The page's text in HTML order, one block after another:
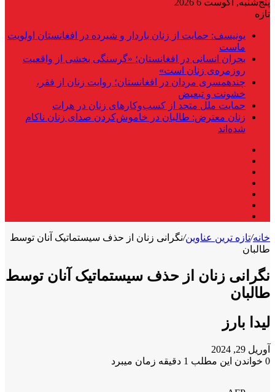
پنج‌شنبه, آگوست 6 2026
تازه
یونیسف: حمایت از زنان باردار و شیرده در افغانستان اولویت
ماست
بحران انسانی در افغانستان؛ «گرسنگی بخشی از واقعیت
روزمره‌ی زنان است»
چندهمسری مردان در افغانستان؛ روایت زنان از فقر،
خشونت و تبعیض
حمایت ملل متحد از کسب‌وکارهای زنان در هرات
زنان معترض: طالبان در خاموش‌کردن صدای زنان ناکام
شده‌اند
خانه/تازه ترین عناوین/نگرانی زنان از حذف سیستماتیک آنان توسط
طالبان
نگرانی زنان از حذف سیستماتیک آنان توسط
طالبان
لیدا بارز
آوریل 29, 2024
0 خواندن این مطلب 1 دقیقه زمان میبرد